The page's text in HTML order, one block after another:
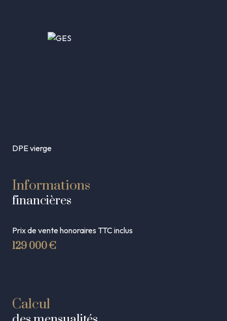
DPE vierge
Informations
financières
Prix de vente honoraires TTC inclus
129 000 €
Calcul